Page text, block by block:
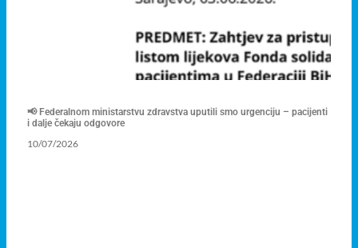
📢 Federalnom ministarstvu zdravstva uputili smo urgenciju – pacijenti
i dalje čekaju odgovore
10/07/2026